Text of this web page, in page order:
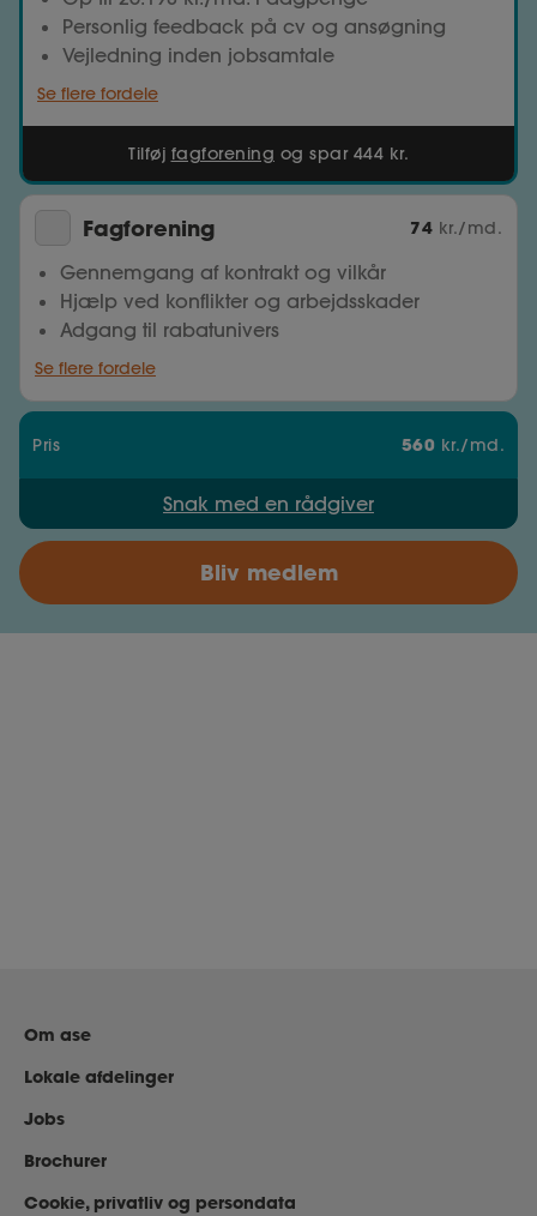
Personlig feedback på cv og ansøgning
Vejledning inden jobsamtale
Se flere fordele
Tilføj fagforening og spar 444 kr.
Fagforening 74 kr./md.
Gennemgang af kontrakt og vilkår
Hjælp ved konflikter og arbejdsskader
Adgang til rabatunivers
Se flere fordele
Pris 560 kr./md.
Snak med en rådgiver
Bliv medlem
Om ase
Lokale afdelinger
Jobs
Brochurer
Cookie, privatliv og persondata